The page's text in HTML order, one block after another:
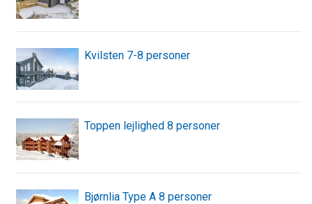
Kvilsten 7-8 personer
Toppen lejlighed 8 personer
Bjørnlia Type A 8 personer